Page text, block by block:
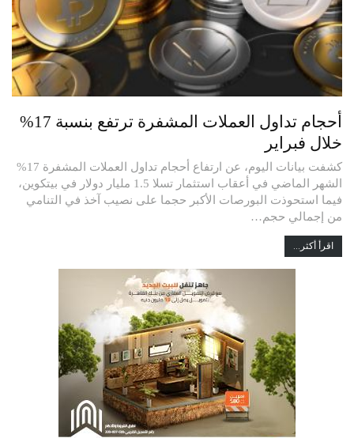
أحجام تداول العملات المشفرة ترتفع بنسبة 17%
خلال فبراير
كشفت بيانات اليوم، عن ارتفاع أحجام تداول العملات المشفرة 17%
الشهر الماضي في أعقاب استثمار تسلا 1.5 مليار دولار في بيتكوين،
فيما استحوذت البورصات الأكبر حجما على نصيب آخذ في التنامي
من إجمالي حجم…
اقرأ أكثر...